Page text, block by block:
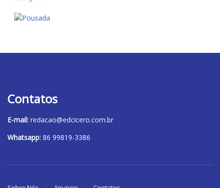
Contatos
E-mail: redacao@edcicero.com.br
Whatsapp: 86 99819-3386